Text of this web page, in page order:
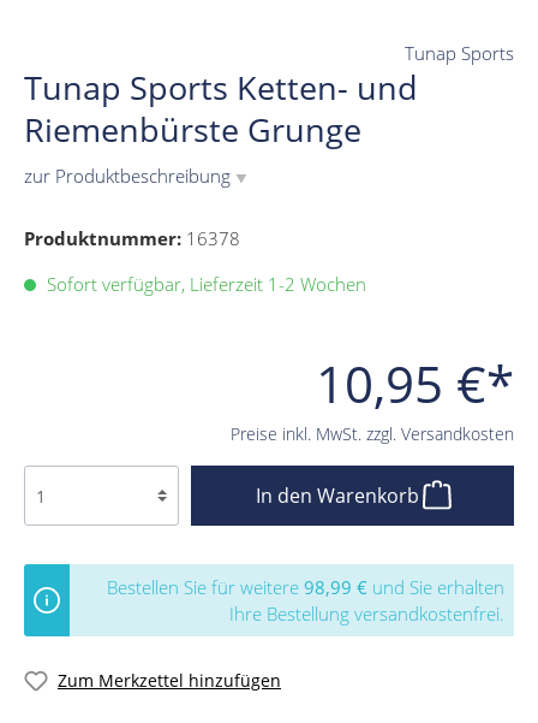
Tunap Sports Ketten- und
Riemenbürste Grunge
zur Produktbeschreibung ▼
Tunap Sports
Produktnummer: 16378
10,95 €*
Preise inkl. MwSt. zzgl. Versandkosten
Sofort verfügbar, Lieferzeit 1-2 Wochen
In den Warenkorb
Bestellen Sie für weitere 98,99 € und Sie erhalten
Ihre Bestellung versandkostenfrei.
Zum Merkzettel hinzufügen